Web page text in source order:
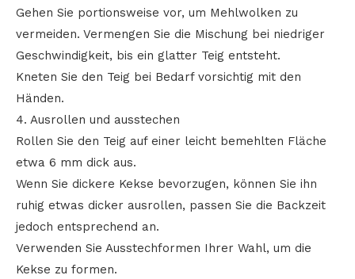
Gehen Sie portionsweise vor, um Mehlwolken zu
vermeiden. Vermengen Sie die Mischung bei niedriger
Geschwindigkeit, bis ein glatter Teig entsteht.
Kneten Sie den Teig bei Bedarf vorsichtig mit den
Händen.
4. Ausrollen und ausstechen
Rollen Sie den Teig auf einer leicht bemehlten Fläche
etwa 6 mm dick aus.
Wenn Sie dickere Kekse bevorzugen, können Sie ihn
ruhig etwas dicker ausrollen, passen Sie die Backzeit
jedoch entsprechend an.
Verwenden Sie Ausstechformen Ihrer Wahl, um die
Kekse zu formen.